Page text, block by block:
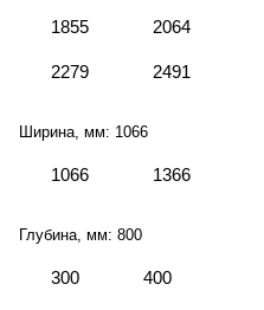
1855 2064
2279 2491
Ширина, мм: 1066
1066 1366
Глубина, мм: 800
300 400